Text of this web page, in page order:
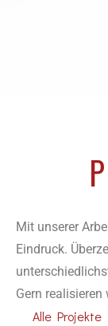
Mit unserer
Eindruck.
Gern
Alle Projekte